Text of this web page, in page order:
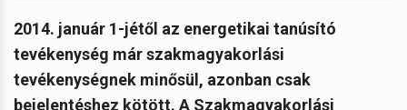
2014. január 1-jétől az energetikai tanúsító
tevékenység már szakmagyakorlási
tevékenységnek minősül, azonban csak
bejelentéshez kötött. A Szakmagyakorlási